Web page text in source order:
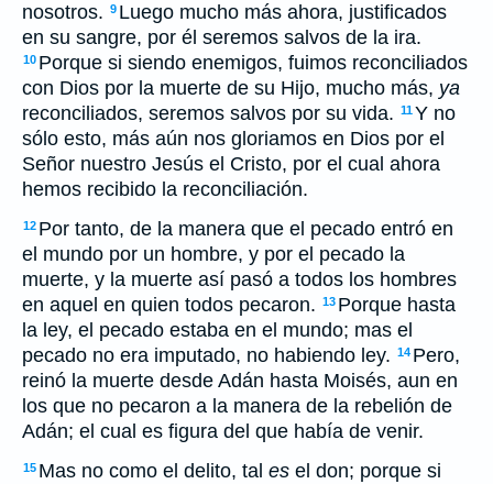
nosotros. 9 Luego mucho más ahora, justificados
en su sangre, por él seremos salvos de la ira.
10 Porque si siendo enemigos, fuimos reconciliados
con Dios por la muerte de su Hijo, mucho más, ya
reconciliados, seremos salvos por su vida. 11Y no
sólo esto, más aún nos gloriamos en Dios por el
Señor nuestro Jesús el Cristo, por el cual ahora
hemos recibido la reconciliación.
12 Por tanto, de la manera que el pecado entró en
el mundo por un hombre, y por el pecado la
muerte, y la muerte así pasó a todos los hombres
en aquel en quien todos pecaron. 13 Porque hasta
la ley, el pecado estaba en el mundo; mas el
pecado no era imputado, no habiendo ley. 14 Pero,
reinó la muerte desde Adán hasta Moisés, aun en
los que no pecaron a la manera de la rebelión de
Adán; el cual es figura del que había de venir.
15 Mas no como el delito, tal es el don; porque si